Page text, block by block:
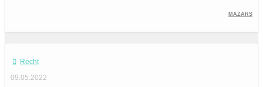
Mazars
Recht
09.05.2022